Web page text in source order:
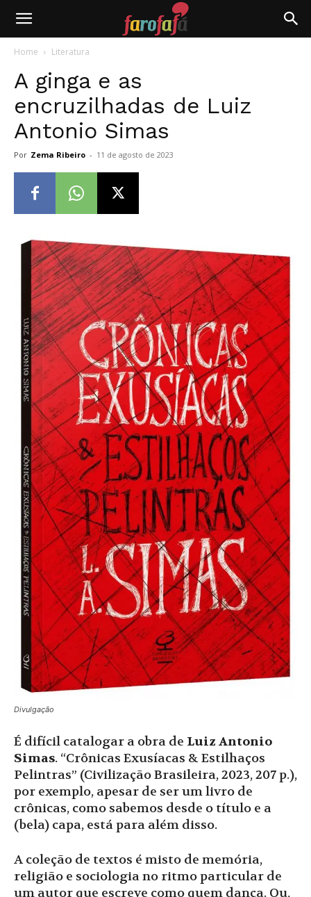
Farofafá
Home Literatura
A ginga e as
encruzilhadas de Luiz
Antonio Simas
Por Zema Ribeiro - 11 de agosto de 2023
Divulgação
É difícil catalogar a obra de Luiz Antonio
Simas. “Crônicas Exusíacas & Estilhaços
Pelintras” (Civilização Brasileira, 2023, 207 p.),
por exemplo, apesar de ser um livro de
crônicas, como sabemos desde o título e a
(bela) capa, está para além disso.
A coleção de textos é misto de memória,
religião e sociologia no ritmo particular de
um autor que escreve como quem dança. Ou,